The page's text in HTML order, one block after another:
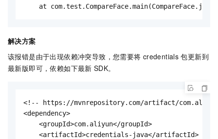
at
解决方案
该报错是由于出现依赖冲突导致，您需要将 credentials 包更新到
最新版即可，依赖如下最新 SDK。
<!-- https://mvnrepository.com/artifact/
<dependency>
    <groupId>com.aliyun</groupId>
    <artifactId>credentials-java</artifactId>